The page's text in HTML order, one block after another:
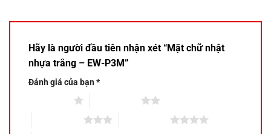
Hãy là người đầu tiên nhận xét “Mặt chữ nhật
nhựa trắng – EW-P3M”
Đánh giá của bạn*